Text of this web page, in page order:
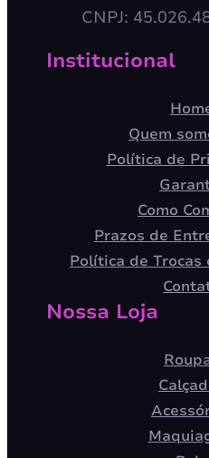
CNPJ:
Institucional
Quem
Política de
Como
Prazos de
Política de Trocas
Nossa Loja